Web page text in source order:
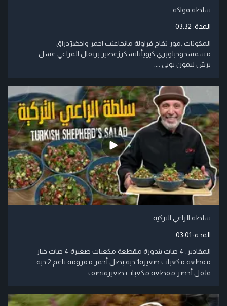
سلطة فواكه
المدة: 03:32
المكونات :موز تفاح فراولة مانجاعنب احمر واخضرّدراق
مشمشخوخبلوبري كيويأنانسكرزعصير برتقال المراعي عسل
برش ليمون بوبي ....
سلطة الراعي التركية
المدة: 03:01
المقادير: 4 حبات بندورة مقطعة مكعبات صغيرة 4 حبات خيار
مقطعة مكعبات صغيرة1 حبة بصل أحمر مفرومة ناعم 2 حبة
فلفل أخضر مقطعة مكعبات صغيرةنصف ....